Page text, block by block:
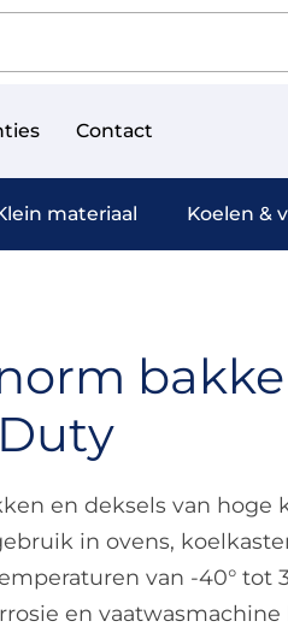
Contact
materiaal Koelen &
en deksels van
in ovens,
van -40° tot
en